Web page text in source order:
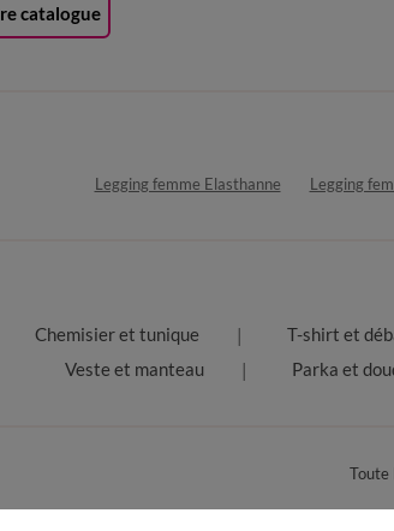
catalogue
Legging femme Elasthanne Legging
Chemisier et tunique T-shirt et
Veste et manteau
Parka et
Toute